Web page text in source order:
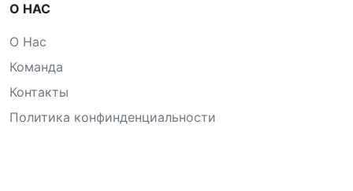
О НАС
О Нас
Команда
Контакты
Политика конфинденциальности